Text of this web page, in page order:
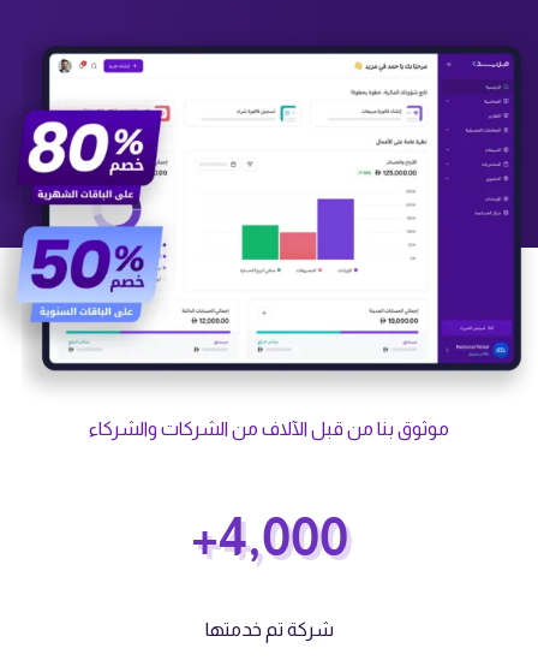
موثوق بنا من قبل الآلاف من الشركات والشركاء
4,000+
شركة تم خدمتها